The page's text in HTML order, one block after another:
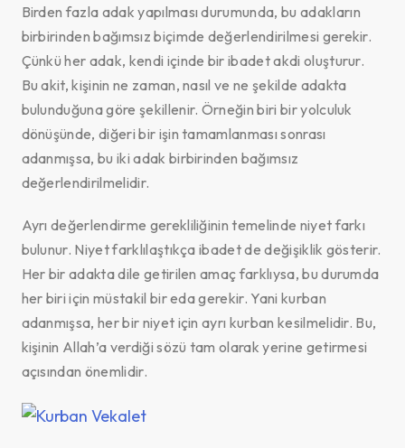
Birden fazla adak yapılması durumunda, bu adakların
birbirinden bağımsız biçimde değerlendirilmesi gerekir.
Çünkü her adak, kendi içinde bir ibadet akdi oluşturur.
Bu akit, kişinin ne zaman, nasıl ve ne şekilde adakta
bulunduğuna göre şekillenir. Örneğin biri bir yolculuk
dönüşünde, diğeri bir işin tamamlanması sonrası
adanmışsa, bu iki adak birbirinden bağımsız
değerlendirilmelidir.
Ayrı değerlendirme gerekliliğinin temelinde niyet farkı
bulunur. Niyet farklılaştıkça ibadet de değişiklik gösterir.
Her bir adakta dile getirilen amaç farklıysa, bu durumda
her biri için müstakil bir eda gerekir. Yani kurban
adanmışsa, her bir niyet için ayrı kurban kesilmelidir. Bu,
kişinin Allah’a verdiği sözü tam olarak yerine getirmesi
açısından önemlidir.